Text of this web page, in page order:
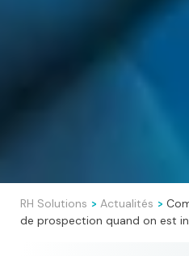
RH Solutions > Actualités >
de prospection quand on est